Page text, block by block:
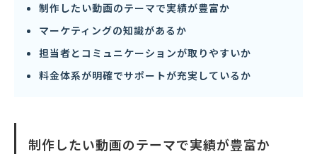
制作したい動画のテーマで実績が豊富か
マーケティングの知識があるか
担当者とコミュニケーションが取りやすいか
料金体系が明確でサポートが充実しているか
制作したい動画のテーマで実績が豊富か